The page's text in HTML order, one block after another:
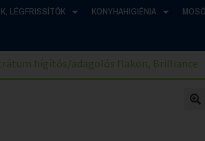
LÉGFRISSÍTŐK KONYHAHIGIÉNIA
hígítós/adagolós flakon, Brilliance